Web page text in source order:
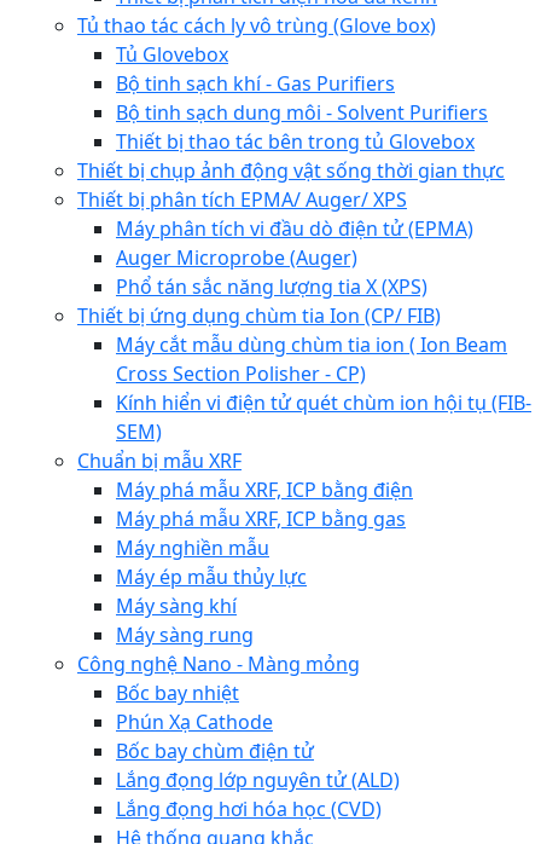
Tủ thao tác cách ly vô trùng (Glove box)
Tủ Glovebox
Bộ tinh sạch khí - Gas Purifiers
Bộ tinh sạch dung môi - Solvent Purifiers
Thiết bị thao tác bên trong tủ Glovebox
Thiết bị chụp ảnh động vật sống thời gian thực
Thiết bị phân tích EPMA/ Auger/ XPS
Máy phân tích vi đầu dò điện tử (EPMA)
Auger Microprobe (Auger)
Phổ tán sắc năng lượng tia X (XPS)
Thiết bị ứng dụng chùm tia Ion (CP/ FIB)
Máy cắt mẫu dùng chùm tia ion ( Ion Beam
Cross Section Polisher - CP)
Kính hiển vi điện tử quét chùm ion hội tụ (FIB-
SEM)
Chuẩn bị mẫu XRF
Máy phá mẫu XRF, ICP bằng điện
Máy phá mẫu XRF, ICP bằng gas
Máy nghiền mẫu
Máy ép mẫu thủy lực
Máy sàng khí
Máy sàng rung
Công nghệ Nano - Màng mỏng
Bốc bay nhiệt
Phún Xạ Cathode
Bốc bay chùm điện tử
Lắng đọng lớp nguyên tử (ALD)
Lắng đọng hơi hóa học (CVD)
Hệ thống quang khắc